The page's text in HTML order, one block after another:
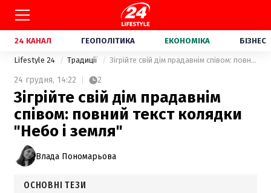
24 КАНАЛ ГЕОПОЛІТИКА ЕКОНОМІКА БІЗНЕС
Lifestyle 24 Традиції Зігрійте свій дім прадавнім співом: повний текст колядки "Небо і земля"
24 грудня, 14:22 2
Зігрійте свій дім прадавнім
співом: повний текст колядки
"Небо і земля"
Влада Пономарьова
ОСНОВНІ ТЕЗИ